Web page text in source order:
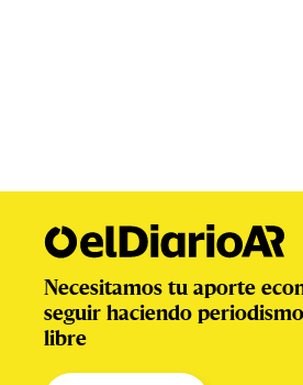
Necesitamos tu aporte
seguir haciendo
libre